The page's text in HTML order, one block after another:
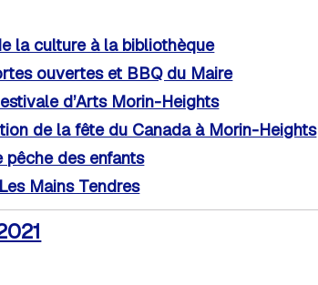
la culture à la bibliothèque
ouvertes et BBQ du Maire
d’Arts Morin-Heights
de la fête du Canada à Morin-Heights
pêche des enfants
Mains Tendres